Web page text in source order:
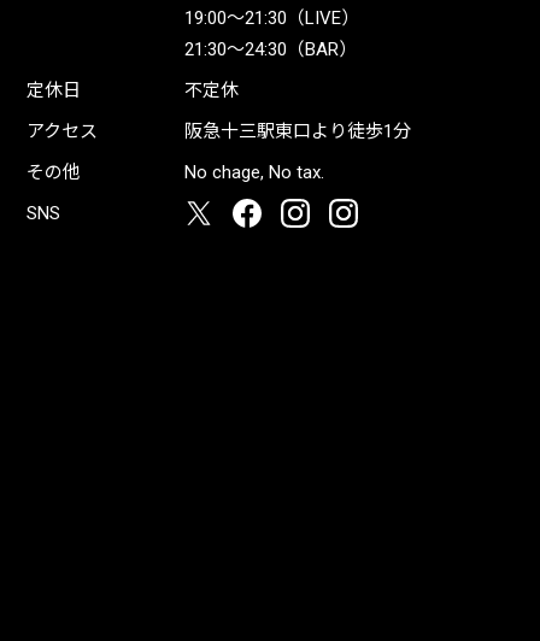
19:00〜21:30（LIVE）
21:30〜24:30（BAR）
定休日
不定休
アクセス
阪急十三駅東口より徒歩1分
その他
No chage, No tax.
SNS